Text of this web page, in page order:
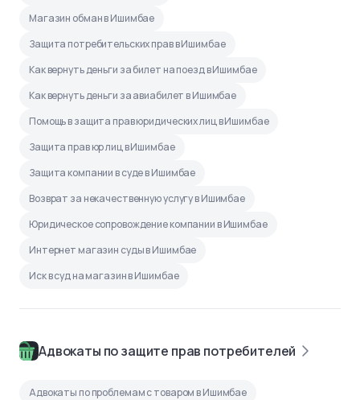
Магазин обман в Ишимбае
Защита потребительских прав в Ишимбае
Как вернуть деньги за билет на поезд в Ишимбае
Как вернуть деньги за авиабилет в Ишимбае
Помощь в защита прав юридических лиц в Ишимбае
Защита прав юр лиц в Ишимбае
Защита компании в суде в Ишимбае
Возврат за некачественную услугу в Ишимбае
Юридическое сопровождение компании в Ишимбае
Интернет магазин суды в Ишимбае
Иск в суд на магазин в Ишимбае
Адвокаты по защите прав потребителей
Адвокаты по проблемам с товаром в Ишимбае